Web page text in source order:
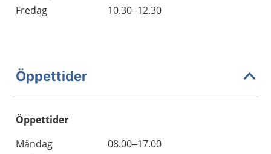
Fredag
10.30–12.30
Öppettider
Öppettider
Dag
Öppettider
Kommentarer
Måndag
08.00–17.00